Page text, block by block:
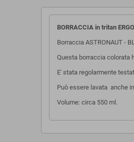
BORRACCIA in tritan
Borraccia ASTRONAUT -
Questa borraccia colorata
E' stata regolarmente
Può essere lavata anche
Volume: circa 550 ml.